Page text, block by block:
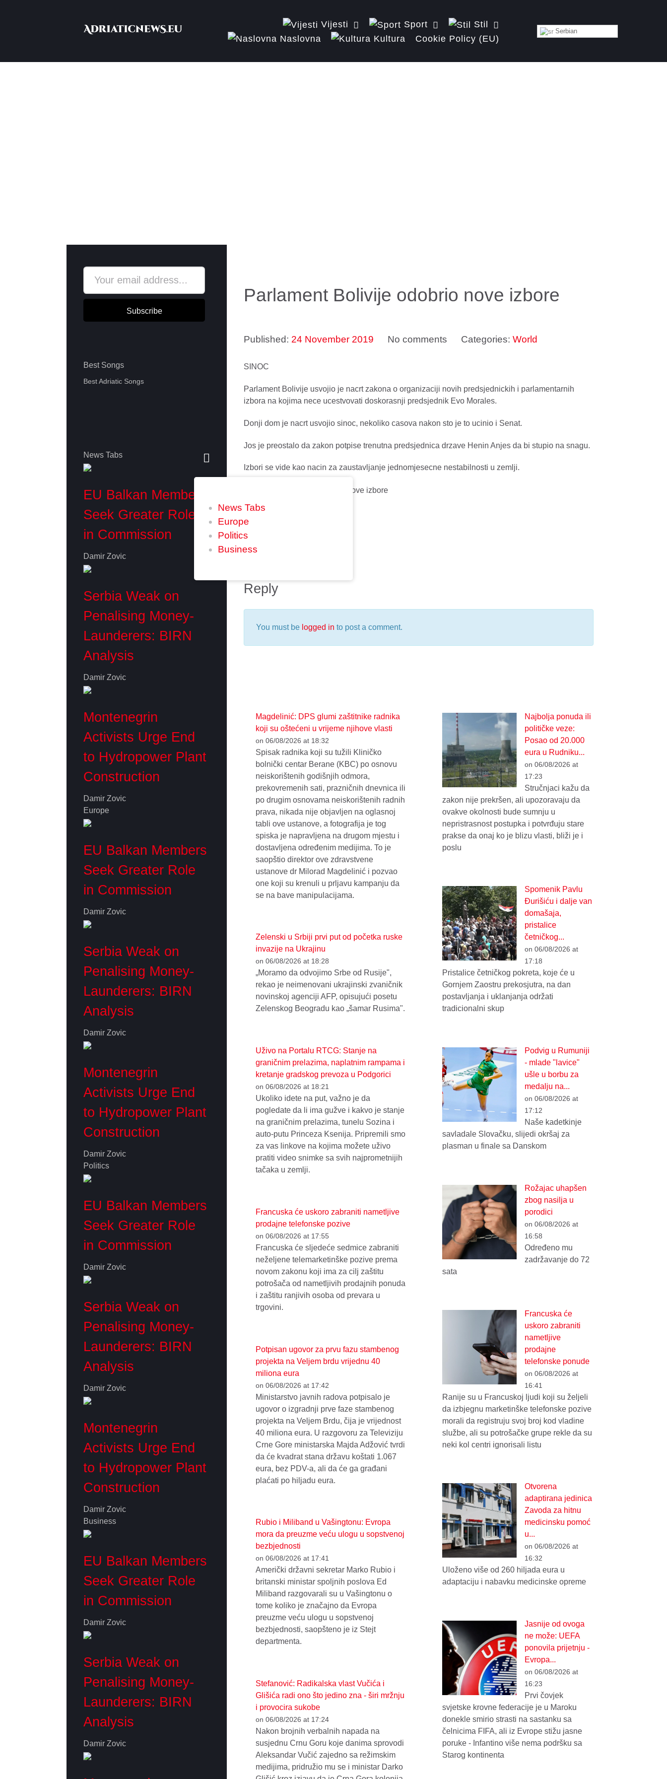
Vijesti Sport
Stil
Naslovna
Kultura Cookie Policy (EU)
Serbian
Subscribe
Best Songs
Best Adriatic Songs
News Tabs
Europe
Politics
Business
News Tabs
EU Balkan Members
Seek Greater Role
in Commission
Damir Zovic
Serbia Weak on
Penalising Money-
Launderers: BIRN
Analysis
Damir Zovic
Montenegrin
Activists Urge End
to Hydropower Plant
Construction
Damir Zovic
Europe
EU Balkan Members
Seek Greater Role
in Commission
Damir Zovic
Serbia Weak on
Penalising Money-
Launderers: BIRN
Analysis
Damir Zovic
Montenegrin
Activists Urge End
to Hydropower Plant
Construction
Damir Zovic
Politics
EU Balkan Members
Seek Greater Role
in Commission
Damir Zovic
Serbia Weak on
Penalising Money-
Launderers: BIRN
Analysis
Damir Zovic
Montenegrin
Activists Urge End
to Hydropower Plant
Construction
Damir Zovic
Business
EU Balkan Members
Seek Greater Role
in Commission
Damir Zovic
Serbia Weak on
Penalising Money-
Launderers: BIRN
Analysis
Damir Zovic
Parlament Bolivije odobrio nove izbore
Published: 24 November 2019 No comments Categories: World
SINOC
Parlament Bolivije usvojio je nacrt zakona o organizaciji novih predsjednickih i parlamentarnih
izbora na kojima nece ucestvovati doskorasnji predsjednik Evo Morales.
Donji dom je nacrt usvojio sinoc, nekoliko casova nakon sto je to ucinio i Senat.
Jos je preostalo da zakon potpise trenutna predsjednica drzave Henin Anjes da bi stupio na snagu.
Izbori se vide kao nacin za zaustavljanje jednomjesecne nestabilnosti u zemlji.
0 comments
Reply
You must be logged in to post a comment.
Magdelinić: DPS glumi zaštitnike radnika
koji su oštećeni u vrijeme njihove vlasti
on 06/08/2026 at 18:32
Spisak radnika koji su tužili Kliničko
bolnički centar Berane (KBC) po osnovu
neiskorištenih godišnjih odmora,
prekovremenih sati, prazničnih dnevnica ili
po drugim osnovama neiskorištenih radnih
prava, nikada nije objavljen na oglasnoj
tabli ove ustanove, a fotografija je tog
spiska je napravljena na drugom mjestu i
dostavljena određenim medijima. To je
saopštio direktor ove zdravstvene
ustanove dr Milorad Magdelinić i pozvao
one koji su krenuli u prljavu kampanju da
se na bave manipulacijama.
Zelenski u Srbiji prvi put od početka ruske
invazije na Ukrajinu
on 06/08/2026 at 18:28
„Moramo da odvojimo Srbe od Rusije",
rekao je neimenovani ukrajinski zvaničnik
novinskoj agenciji AFP, opisujući posetu
Zelenskog Beogradu kao „šamar Rusima".
Uživo na Portalu RTCG: Stanje na
graničnim prelazima, naplatnim rampama i
kretanje gradskog prevoza u Podgorici
on 06/08/2026 at 18:21
Ukoliko idete na put, važno je da
pogledate da li ima gužve i kakvo je stanje
na graničnim prelazima, tunelu Sozina i
auto-putu Princeza Ksenija. Pripremili smo
za vas linkove na kojima možete uživo
pratiti video snimke sa svih najprometnijih
tačaka u zemlji.
Francuska će uskoro zabraniti nametljive
prodajne telefonske pozive
on 06/08/2026 at 17:55
Francuska će sljedeće sedmice zabraniti
neželjene telemarketinške pozive prema
novom zakonu koji ima za cilj zaštitu
potrošača od nametljivih prodajnih ponuda
i zaštitu ranjivih osoba od prevara u
trgovini.
Potpisan ugovor za prvu fazu stambenog
projekta na Veljem brdu vrijednu 40
miliona eura
on 06/08/2026 at 17:42
Ministarstvo javnih radova potpisalo je
ugovor o izgradnji prve faze stambenog
projekta na Veljem Brdu, čija je vrijednost
40 miliona eura. U razgovoru za Televiziju
Crne Gore ministarska Majda Adžović tvrdi
da će kvadrat stana državu koštati 1.067
eura, bez PDV-a, ali da će ga građani
plaćati po hiljadu eura.
Rubio i Miliband u Vašingtonu: Evropa
mora da preuzme veću ulogu u sopstvenoj
bezbjednosti
on 06/08/2026 at 17:41
Američki državni sekretar Marko Rubio i
britanski ministar spoljnih poslova Ed
Miliband razgovarali su u Vašingtonu o
tome koliko je značajno da Evropa
preuzme veću ulogu u sopstvenoj
bezbjednosti, saopšteno je iz Stejt
departmenta.
Stefanović: Radikalska vlast Vučića i
Glišića radi ono što jedino zna - širi mržnju
i provocira sukobe
on 06/08/2026 at 17:24
Nakon brojnih verbalnih napada na
susjednu Crnu Goru koje danima sprovodi
Aleksandar Vučić zajedno sa režimskim
medijima, pridružio mu se i ministar Darko
Najbolja ponuda ili
političke veze:
Posao od 20.000
eura u Rudniku...
on 06/08/2026 at
17:23
Stručnjaci kažu da
zakon nije prekršen, ali upozoravaju da
ovakve okolnosti bude sumnju u
nepristrasnost postupka i potvrđuju stare
prakse da onaj ko je blizu vlasti, bliži je i
poslu
Spomenik Pavlu
Đurišiću i dalje van
domašaja,
pristalice
četničkog...
on 06/08/2026 at
17:18
Pristalice četničkog pokreta, koje će u
Gornjem Zaostru prekosjutra, na dan
postavljanja i uklanjanja održati
tradicionalni skup
Podvig u Rumuniji
- mlade "lavice"
ušle u borbu za
medalju na...
on 06/08/2026 at
17:12
Naše kadetkinje
savladale Slovačku, slijedi okršaj za
plasman u finale sa Danskom
Rožajac uhapšen
zbog nasilja u
porodici
on 06/08/2026 at
16:58
Određeno mu
zadržavanje do 72
sata
Francuska će
uskoro zabraniti
nametljive
prodajne
telefonske ponude
on 06/08/2026 at
16:41
Ranije su u Francuskoj ljudi koji su željeli
da izbjegnu marketinške telefonske pozive
morali da registruju svoj broj kod vladine
službe, ali su potrošačke grupe rekle da su
neki kol centri ignorisali listu
Otvorena
adaptirana jedinica
Zavoda za hitnu
medicinsku pomoć
u...
on 06/08/2026 at
16:32
Uloženo više od 260 hiljada eura u
adaptaciju i nabavku medicinske opreme
Jasnije od ovoga
ne može: UEFA
ponovila prijetnju -
Evropa...
on 06/08/2026 at
16:23
Prvi čovjek
svjetske krovne federacije je u Maroku
donekle smirio strasti na sastanku sa
čelnicima FIFA, ali iz Evrope stižu jasne
poruke - Infantino više nema podršku sa
Starog kontinenta